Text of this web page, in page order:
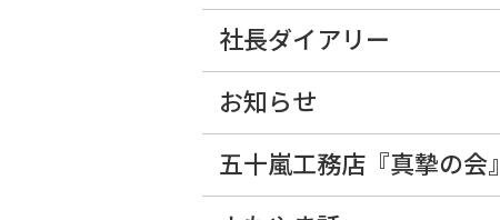
社長ダイアリー
お知らせ
五十嵐工務店『真摯の会』